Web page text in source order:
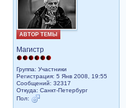
АВТОР ТЕМЫ
Магистр
Группа: Участники
Регистрация: 5 Янв 2008, 19:55
Сообщений: 32317
Откуда: Санкт-Петербург
Пол: